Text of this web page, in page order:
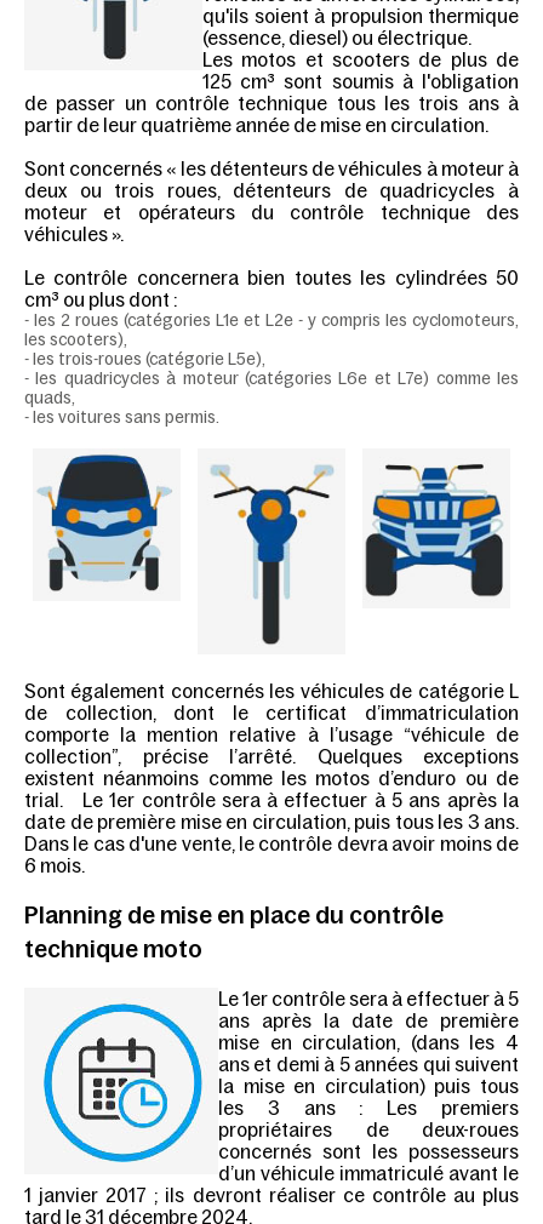
qu'ils soient à propulsion thermique
(essence, diesel) ou électrique.
Les motos et scooters de plus de
125 cm³ sont soumis à l'obligation
de passer un contrôle technique tous les trois ans à
partir de leur quatrième année de mise en circulation.
Sont concernés « les détenteurs de véhicules à moteur à
deux ou trois roues, détenteurs de quadricycles à
moteur et opérateurs du contrôle technique des
véhicules ».
Le contrôle concernera bien toutes les cylindrées 50
cm³ ou plus dont :
- les 2 roues (catégories L1e et L2e - y compris les cyclomoteurs,
les scooters),
- les trois-roues (catégorie L5e),
- les quadricycles à moteur (catégories L6e et L7e) comme les
quads,
- les voitures sans permis.
Sont également concernés les véhicules de catégorie L
de collection, dont le certificat d’immatriculation
comporte la mention relative à l’usage “véhicule de
collection”, précise l’arrêté. Quelques exceptions
existent néanmoins comme les motos d’enduro ou de
trial. Le 1er contrôle sera à effectuer à 5 ans après la
date de première mise en circulation, puis tous les 3 ans.
Dans le cas d'une vente, le contrôle devra avoir moins de
6 mois.
Planning de mise en place du contrôle
technique moto
Le 1er contrôle sera à effectuer à 5
ans après la date de première
mise en circulation, (dans les 4
ans et demi à 5 années qui suivent
la mise en circulation) puis tous
les 3 ans : Les premiers
propriétaires de deux-roues
concernés sont les possesseurs
d’un véhicule immatriculé avant le
1 janvier 2017 ; ils devront réaliser ce contrôle au plus
tard le 31 décembre 2024.